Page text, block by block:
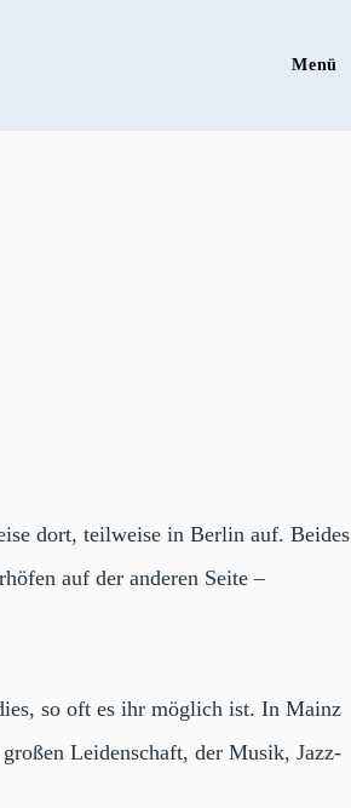
Menü
dort, teilweise in Berlin auf. Beides
auf der anderen Seite –
so oft es ihr möglich ist. In Mainz
Leidenschaft, der Musik, Jazz-